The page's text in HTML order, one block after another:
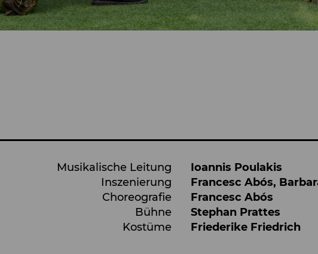
Musikalische Leitung
Ioannis Poulakis
Inszenierung
Francesc Abós,
Choreografie
Francesc Abós
Bühne
Stephan Prattes
Kostüme
Friederike Friedrich